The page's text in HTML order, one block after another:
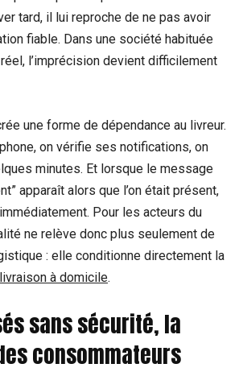
tard, il lui reproche de ne pas avoir
fiable. Dans une société habituée
l’imprécision devient difficilement
une forme de dépendance au livreur.
on vérifie ses notifications, on
minutes. Et lorsque le message
apparaît alors que l’on était présent,
Pour les acteurs du
ne relève donc plus seulement de
: elle conditionne directement la
à domicile.
sans sécurité, la
consommateurs